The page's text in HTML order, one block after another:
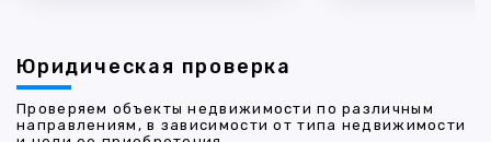
Юридическая проверка
Проверяем объекты недвижимости по различным
направлениям, в зависимости от типа недвижимости